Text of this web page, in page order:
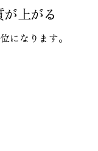
上がる
になります。